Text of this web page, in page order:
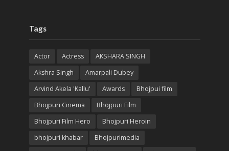
Tags
Actor Actress
AKSHARA SINGH
Akshra Singh
Amarpali Dubey
Arvind Akela 'Kallu'
Awards
Bhojpui film
Bhojpuri Cinema
Bhojpuri Film
Bhojpuri Film Hero
Bhojpuri Heroin
bhojpuri khabar
Bhojpurimedia